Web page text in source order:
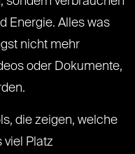
Energie. Alles was
nicht mehr
oder Dokumente,
die zeigen, welche
viel Platz